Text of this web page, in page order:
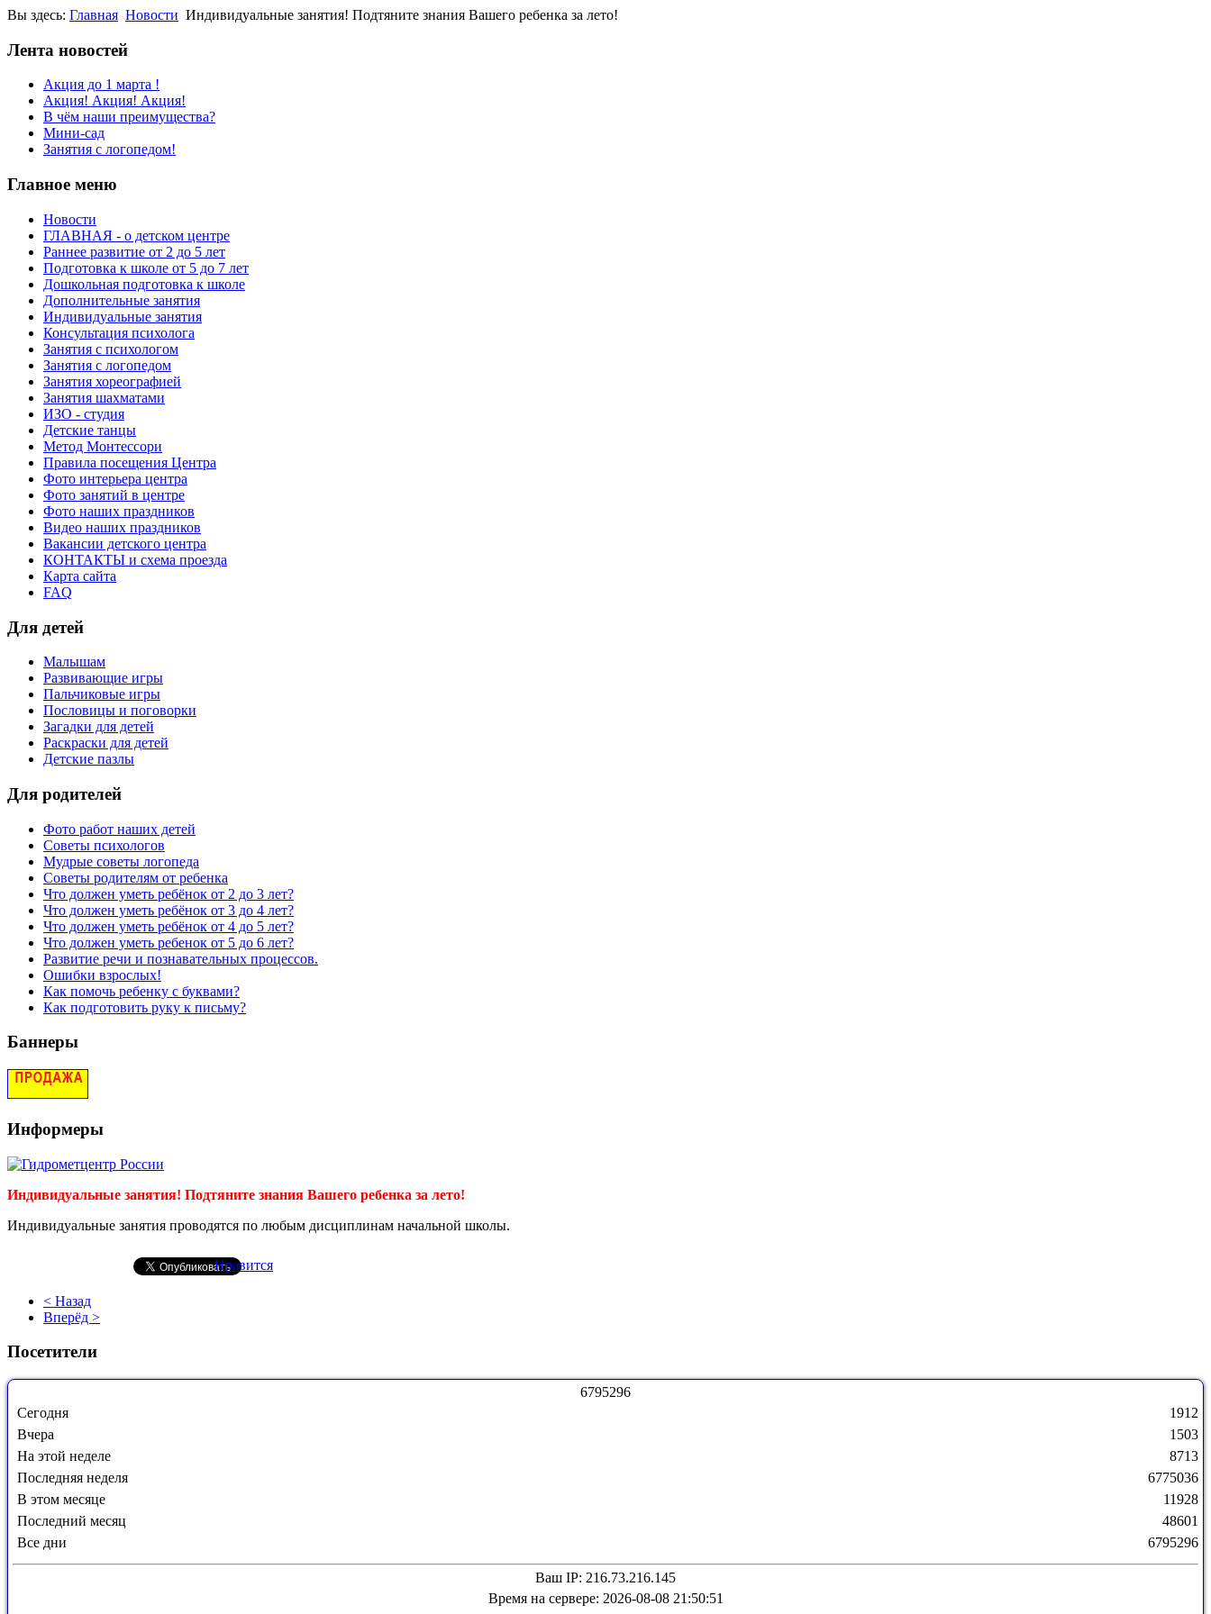
Вы здесь: Главная Новости Индивидуальные занятия! Подтяните знания Вашего ребенка за лето!
Лента новостей
Акция до 1 марта !
Акция! Акция! Акция!
В чём наши преимущества?
Мини-сад
Занятия с логопедом!
Главное меню
Новости
ГЛАВНАЯ - о детском центре
Раннее развитие от 2 до 5 лет
Подготовка к школе от 5 до 7 лет
Дошкольная подготовка к школе
Дополнительные занятия
Индивидуальные занятия
Консультация психолога
Занятия с психологом
Занятия с логопедом
Занятия хореографией
Занятия шахматами
ИЗО - студия
Детские танцы
Метод Монтессори
Правила посещения Центра
Фото интерьера центра
Фото занятий в центре
Фото наших праздников
Видео наших праздников
Вакансии детского центра
КОНТАКТЫ и схема проезда
Карта сайта
FAQ
Для детей
Малышам
Развивающие игры
Пальчиковые игры
Пословицы и поговорки
Загадки для детей
Раскраски для детей
Детские пазлы
Для родителей
Фото работ наших детей
Советы психологов
Мудрые советы логопеда
Советы родителям от ребенка
Что должен уметь ребёнок от 2 до 3 лет?
Что должен уметь ребёнок от 3 до 4 лет?
Что должен уметь ребёнок от 4 до 5 лет?
Что должен уметь ребенок от 5 до 6 лет?
Развитие речи и познавательных процессов.
Ошибки взрослых!
Как помочь ребенку с буквами?
Как подготовить руку к письму?
Баннеры
Информеры
Индивидуальные занятия! Подтяните знания Вашего ребенка за лето!
Индивидуальные занятия проводятся по любым дисциплинам начальной школы.
Нравится
< Назад
Вперёд >
Посетители
6795296
Сегодня
Вчера
На этой неделе
Последняя неделя
В этом месяце
Последний месяц
Все дни
1912
1503
8713
6775036
11928
48601
6795296
Ваш IP: 216.73.216.145
Время на сервере: 2026-08-08 21:50:51